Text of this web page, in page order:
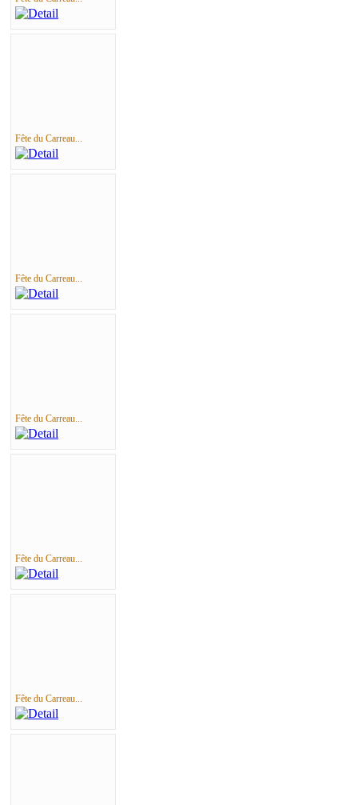
Fête du Carreau...
Fête du Carreau...
Fête du Carreau...
Fête du Carreau...
Fête du Carreau...